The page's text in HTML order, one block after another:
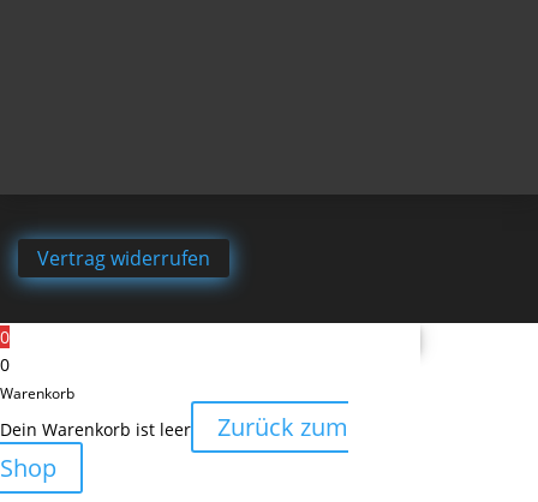
Vertrag widerrufen
0
0
Warenkorb
Dein Warenkorb ist leer
Zurück zum
Shop